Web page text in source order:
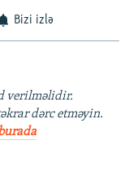
Bizi izlə
verilməlidir.
dərc etməyin.